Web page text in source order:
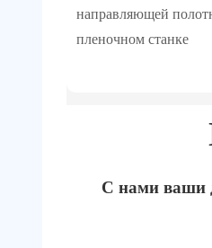
направляющей
пленочном станке
С нами ваши